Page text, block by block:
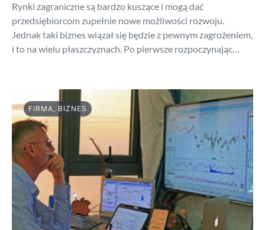
Rynki zagraniczne są bardzo kuszące i mogą dać
przedsiębiorcom zupełnie nowe możliwości rozwoju.
Jednak taki biznes wiązał się będzie z pewnym zagrożeniem,
i to na wielu płaszczyznach. Po pierwsze rozpoczynając…
FIRMA, BIZNES